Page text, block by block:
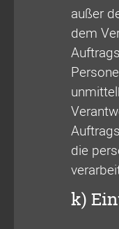
außer
dem
die
k)